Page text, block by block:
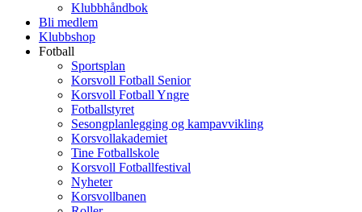
Klubbhåndbok
Bli medlem
Klubbshop
Fotball
Sportsplan
Korsvoll Fotball Senior
Korsvoll Fotball Yngre
Fotballstyret
Sesongplanlegging og kampavvikling
Korsvollakademiet
Tine Fotballskole
Korsvoll Fotballfestival
Nyheter
Korsvollbanen